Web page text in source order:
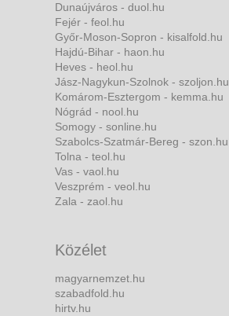
Dunaújváros - duol.hu
Fejér - feol.hu
Győr-Moson-Sopron - kisalfold.hu
Hajdú-Bihar - haon.hu
Heves - heol.hu
Jász-Nagykun-Szolnok - szoljon.hu
Komárom-Esztergom - kemma.hu
Nógrád - nool.hu
Somogy - sonline.hu
Szabolcs-Szatmár-Bereg - szon.hu
Tolna - teol.hu
Vas - vaol.hu
Veszprém - veol.hu
Zala - zaol.hu
Közélet
magyarnemzet.hu
szabadfold.hu
hirtv.hu